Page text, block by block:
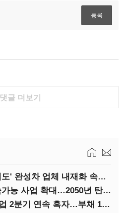
댓글 더보기
(영상)'배터리도 소재도' 완성차 업체 내재화 속도낸다
LG화학, 친환경 지속가능 사업 확대…2050년 탄소중립 달성
금호석화, 리조트 사업 2분기 연속 흑자…부채 170%↓